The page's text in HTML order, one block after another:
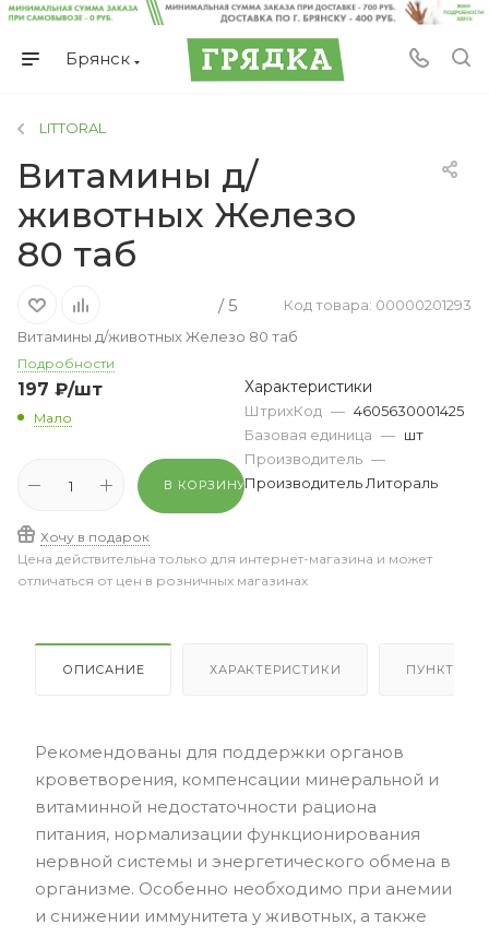
Брянск
LITTORAL
Витамины д/
животных Железо
80 таб
/ 5
Код товара: 00000201293
Витамины д/животных Железо 80 таб
Подробности
197 ₽/шт
Мало
В КОРЗИНУ
Хочу в подарок
Характеристики
ШтрихКод — 4605630001425
Базовая единица — шт
Производитель —
Производитель Литораль
Цена действительна только для интернет-магазина и может
отличаться от цен в розничных магазинах
ОПИСАНИЕ ХАРАКТЕРИСТИКИ ПУНКТЫ
Рекомендованы для поддержки органов
кроветворения, компенсации минеральной и
витаминной недостаточности рациона
питания, нормализации функционирования
нервной системы и энергетического обмена в
организме. Особенно необходимо при анемии
и снижении иммунитета у животных, а также